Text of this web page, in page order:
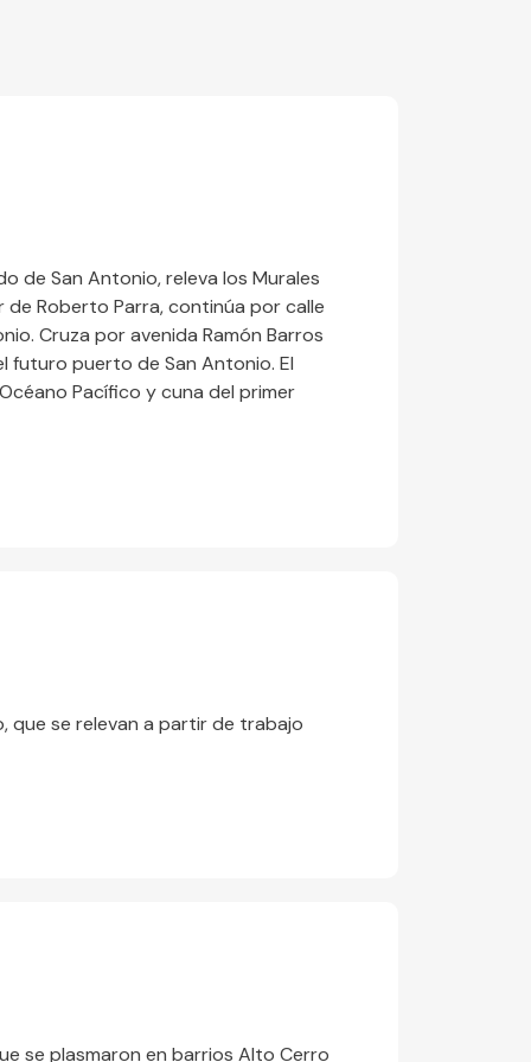
de San Antonio, releva los Murales
de Roberto Parra, continúa por calle
Cruza por avenida Ramón Barros
futuro puerto de San Antonio. El
Pacífico y cuna del primer
que se relevan a partir de trabajo
se plasmaron en barrios Alto Cerro